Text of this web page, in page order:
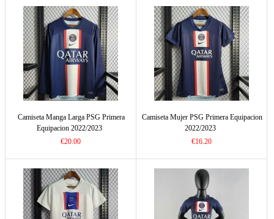
Camiseta Manga Larga PSG Primera
Equipacion 2022/2023
€20.00
Camiseta Mujer PSG Primera Equipacion
2022/2023
€16.20